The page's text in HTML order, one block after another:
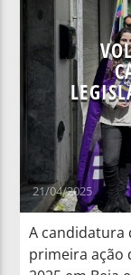
21/04/2025
A candidatura
primeira ação